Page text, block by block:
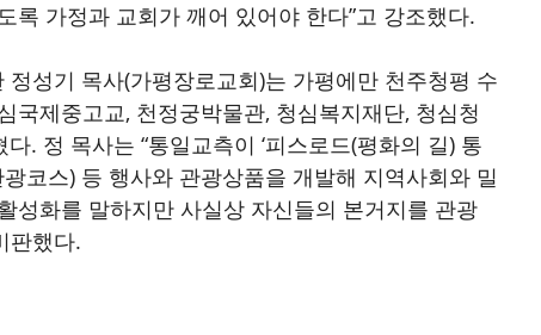
록 가정과 교회가 깨어 있어야 한다”고 강조했다.
정성기 목사(가평장로교회)는 가평에만 천주청평 수
국제중고교, 천정궁박물관, 청심복지재단, 청심청
. 정 목사는 “통일교측이 ‘피스로드(평화의 길) 통
광코스) 등 행사와 관광상품을 개발해 지역사회와 밀
성화를 말하지만 사실상 자신들의 본거지를 관광
판했다.